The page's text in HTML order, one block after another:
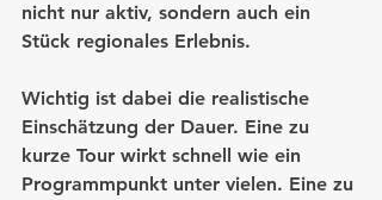
nicht nur aktiv, sondern auch ein
Stück regionales Erlebnis.
Wichtig ist dabei die realistische
Einschätzung der Dauer. Eine zu
kurze Tour wirkt schnell wie ein
Programmpunkt unter vielen. Eine zu